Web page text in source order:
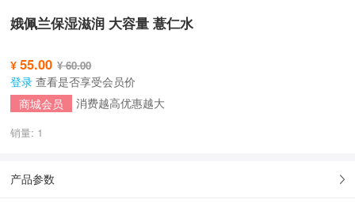
娥佩兰保湿滋润 大容量 薏仁水
¥55.00 ¥ 60.00
登录 查看是否享受会员价
商城会员
消费越高优惠越大
销量: 1
产品参数